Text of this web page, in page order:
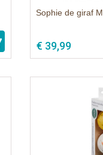
Sophie de giraf
€ 39,99